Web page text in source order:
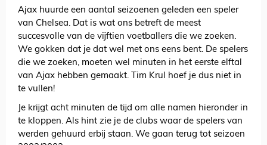
Ajax huurde een aantal seizoenen geleden een speler
van Chelsea. Dat is wat ons betreft de meest
succesvolle van de vijftien voetballers die we zoeken.
We gokken dat je dat wel met ons eens bent. De spelers
die we zoeken, moeten wel minuten in het eerste elftal
van Ajax hebben gemaakt. Tim Krul hoef je dus niet in
te vullen!
Je krijgt acht minuten de tijd om alle namen hieronder in
te kloppen. Als hint zie je de clubs waar de spelers van
werden gehuurd erbij staan. We gaan terug tot seizoen